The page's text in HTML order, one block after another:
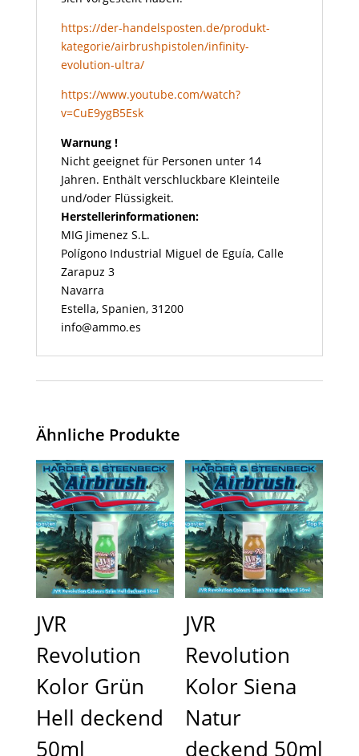
https://der-handelsposten.de/produkt-
kategorie/airbrushpistolen/infinity-
evolution-ultra/
https://www.youtube.com/watch?
v=CuE9ygB5Esk
Warnung !
Nicht geeignet für Personen unter 14
Jahren. Enthält verschluckbare Kleinteile
und/oder Flüssigkeit.
Herstellerinformationen:
MIG Jimenez S.L.
Polígono Industrial Miguel de Eguía, Calle
Zarapuz 3
Navarra
Estella, Spanien, 31200
info@ammo.es
Ähnliche Produkte
JVR
Revolution
Kolor Grün
Hell deckend
50ml
JVR
Revolution
Kolor Siena
Natur
deckend 50ml